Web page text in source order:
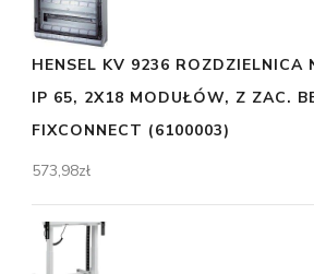
HENSEL KV 9236 ROZDZIELNICA
IP 65, 2X18 MODUŁÓW, Z ZAC.
FIXCONNECT (6100003)
573,98zł